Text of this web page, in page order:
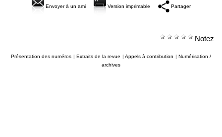
Envoyer à un ami Version imprimable Partager
Notez
Présentation des numéros | Extraits de la revue | Appels à contribution | Numérisation /
archives